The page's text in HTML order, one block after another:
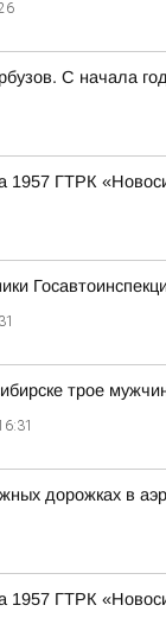
С начала
1957 ГТРК
трое
дорожках в
1957 ГТРК